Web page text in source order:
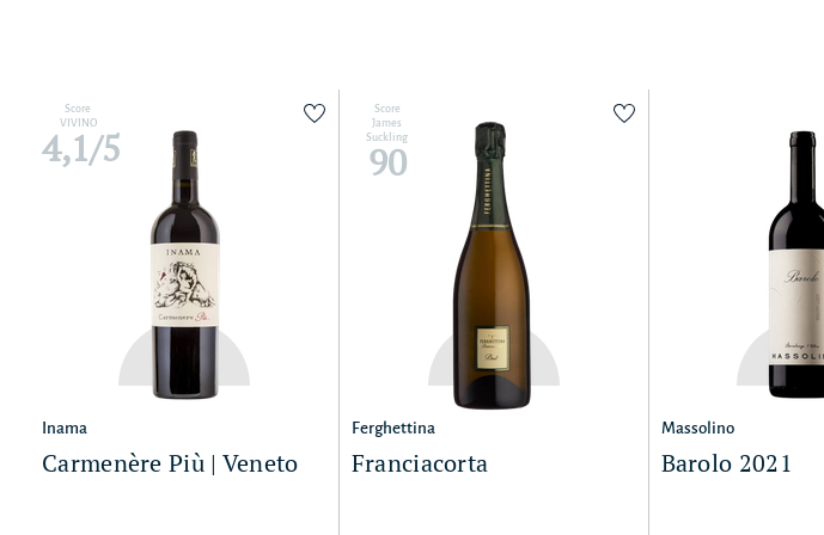
Score
VIVINO
4,1/5
Inama
Carmenère Più | Veneto
Score
James
Suckling
90
Ferghettina
Franciacorta
Massolino
Barolo 2021